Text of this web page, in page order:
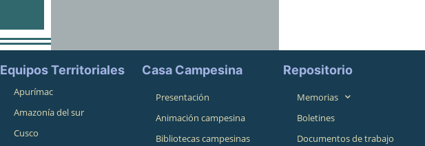
Equipos Territoriales
Apurímac
Amazonía del sur
Cusco
Casa Campesina
Presentación
Animación campesina
Bibliotecas campesinas
Repositorio
Memorias
Boletines
Documentos de trabajo